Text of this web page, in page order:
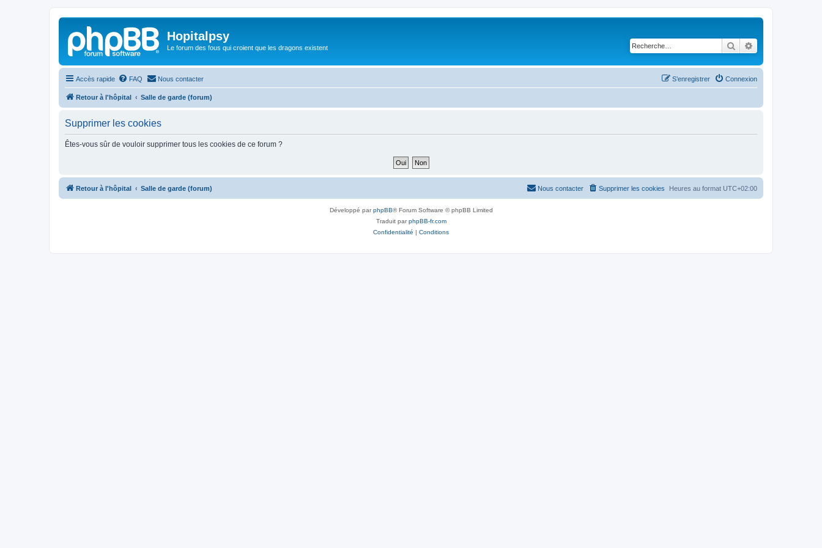
Hopitalpsy
Le forum des fous qui croient que les dragons existent Rechercher
Accès rapide FAQ Nous contacter Connexion
S’enregistrer
Retour à l'hôpital Salle de garde (forum)
Supprimer les cookies
Êtes-vous sûr de vouloir supprimer tous les cookies de ce forum ?
Retour à l'hôpital Salle de garde (forum) Heures au format UTC+02:00
Supprimer les cookies
Nous contacter
Développé parphpBB® Forum Software © phpBB Limited
Traduit parphpBB-fr.com
Confidentialité | Conditions